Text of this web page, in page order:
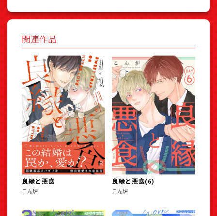
関連作品
良縁と悪食
こん炉
良縁と悪食(6)
こん炉